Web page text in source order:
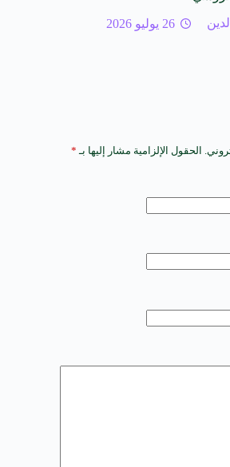
26 يوليو 2026
الحقول الإلزامية مشار إليها بـ *